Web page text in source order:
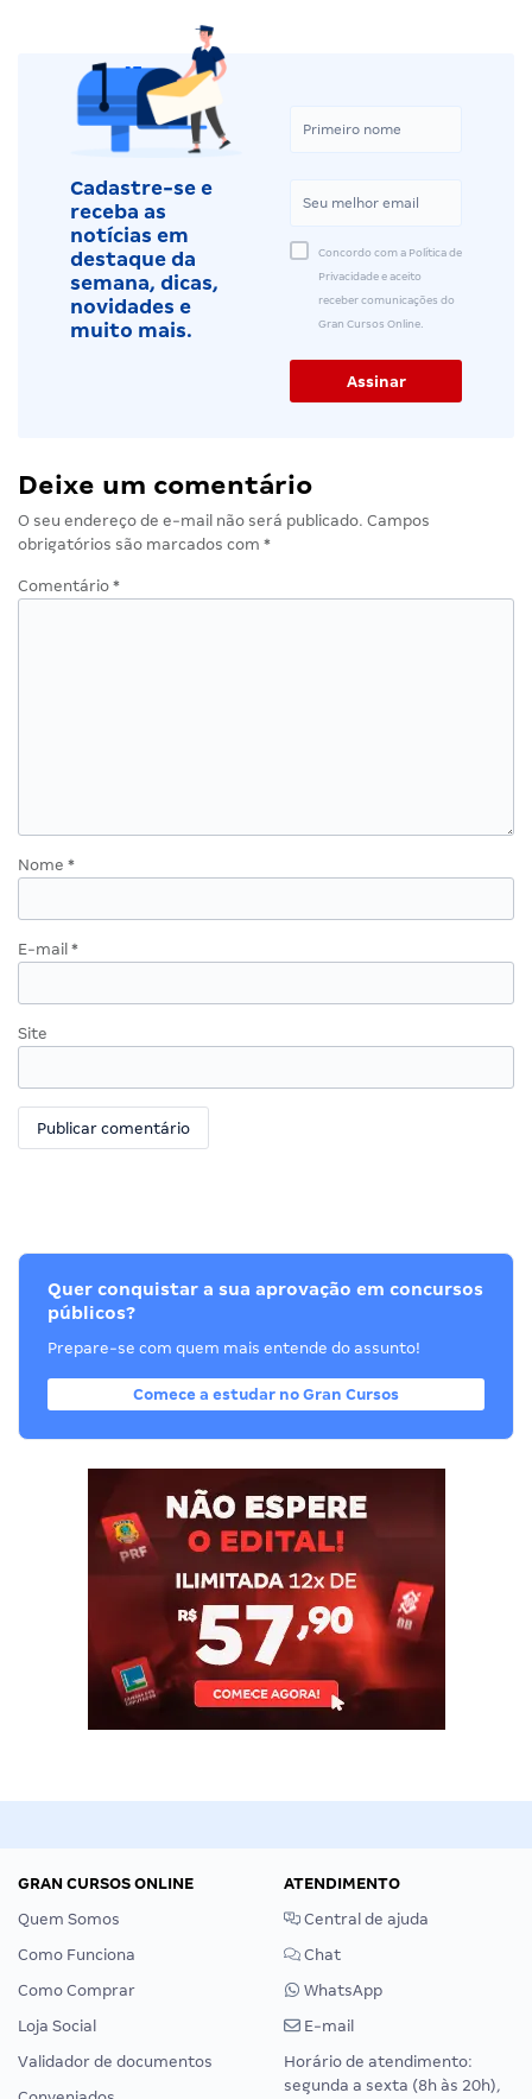
Cadastre-se e
receba as
notícias em
destaque da
semana, dicas,
novidades e
muito mais.
Concordo com a Política de
Privacidade e aceito
receber comunicações do
Gran Cursos Online.
Deixe um comentário
O seu endereço de e-mail não será publicado. Campos
obrigatórios são marcados com *
Comentário *
Nome *
E-mail *
Site
Quer conquistar a sua aprovação em concursos
públicos?
Prepare-se com quem mais entende do assunto!
Comece a estudar no Gran Cursos
GRAN CURSOS ONLINE
Quem Somos
Como Funciona
Como Comprar
Loja Social
Validador de documentos
ATENDIMENTO
Central de ajuda
Chat
WhatsApp
E-mail
Horário de atendimento:
segunda a sexta (8h às 20h),